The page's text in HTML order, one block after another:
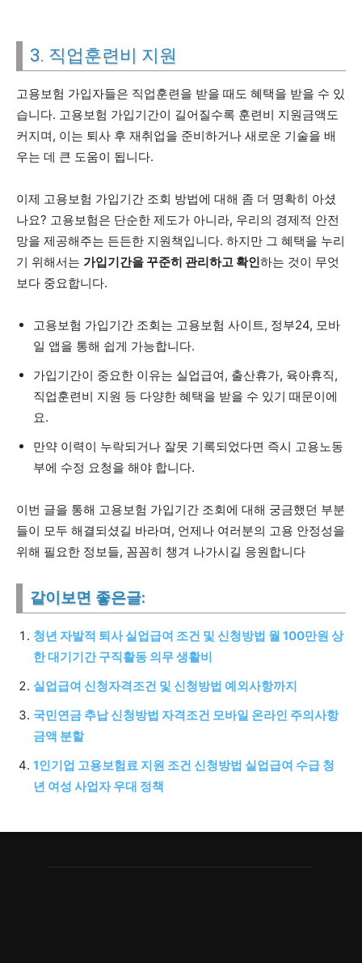
3. 직업훈련비 지원
고용보험 가입자들은 직업훈련을 받을 때도 혜택을 받을 수 있
습니다. 고용보험 가입기간이 길어질수록 훈련비 지원금액도
커지며, 이는 퇴사 후 재취업을 준비하거나 새로운 기술을 배
우는 데 큰 도움이 됩니다.
이제 고용보험 가입기간 조회 방법에 대해 좀 더 명확히 아셨
나요? 고용보험은 단순한 제도가 아니라, 우리의 경제적 안전
망을 제공해주는 든든한 지원책입니다. 하지만 그 혜택을 누리
기 위해서는 가입기간을 꾸준히 관리하고 확인하는 것이 무엇
보다 중요합니다.
고용보험 가입기간 조회는 고용보험 사이트, 정부24, 모바
일 앱을 통해 쉽게 가능합니다.
가입기간이 중요한 이유는 실업급여, 출산휴가, 육아휴직,
직업훈련비 지원 등 다양한 혜택을 받을 수 있기 때문이에
요.
만약 이력이 누락되거나 잘못 기록되었다면 즉시 고용노동
부에 수정 요청을 해야 합니다.
이번 글을 통해 고용보험 가입기간 조회에 대해 궁금했던 부분
들이 모두 해결되셨길 바라며, 언제나 여러분의 고용 안정성을
위해 필요한 정보들, 꼼꼼히 챙겨 나가시길 응원합니다
같이보면 좋은글:
청년 자발적 퇴사 실업급여 조건 및 신청방법 월 100만원 상
한 대기기간 구직활동 의무 생활비
실업급여 신청자격조건 및 신청방법 예외사항까지
국민연금 추납 신청방법 자격조건 모바일 온라인 주의사항
금액 분할
1인기업 고용보험료 지원 조건 신청방법 실업급여 수급 청
년 여성 사업자 우대 정책